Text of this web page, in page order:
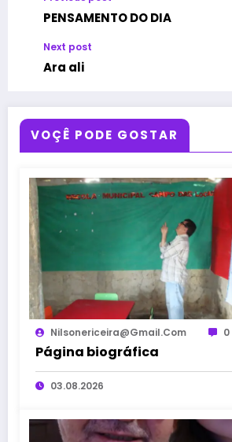
PENSAMENTO DO DIA
Next post
Ara ali
VOÇÊ PODE GOSTAR
Nilsonericeira@gmail.com 0
Página biográfica
03.08.2026